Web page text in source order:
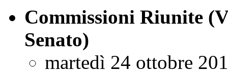
Commissioni Riunite
Senato)
martedì 24 ottobre